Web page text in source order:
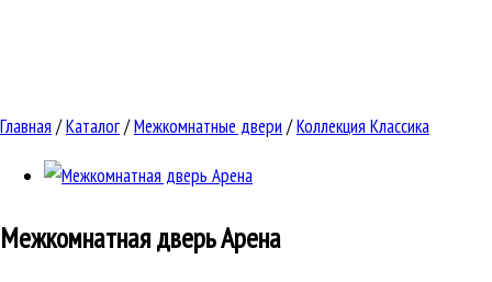
Главная /Каталог/Межкомнатные двери /Коллекция Классика
Межкомнатная дверьАрена